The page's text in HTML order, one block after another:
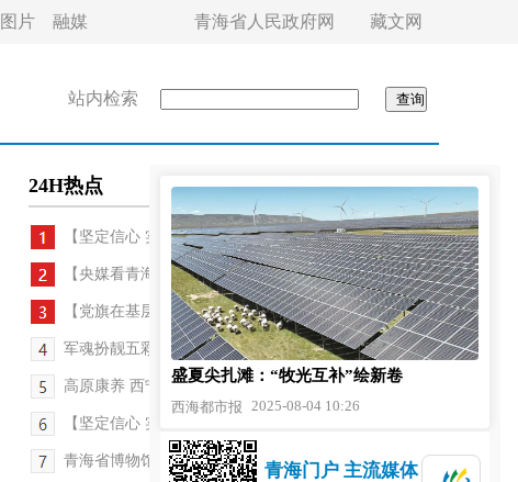
图片 融媒 青海省人民政府网 藏文网
站内检索
24H热点
【坚定信心 实干争先】科技护航 打造绿色建筑...
【央媒看青海】从石油小镇到天文重镇——青海冷湖...
【党旗在基层一线高高飘扬】将青春扎进家乡的“土...
军魂扮靓五彩童年——记“青海省拥政爱民模范单位...
高原康养 西宁“避暑”升级“疗愈”
【坚定信心 实干争先】高原拓新岗 民生路更宽——...
青海省博物馆迎来客流高峰
盛夏尖扎滩：“牧光互补”绘新卷
西海都市报 2025-08-04 10:26
青海门户 主流媒体